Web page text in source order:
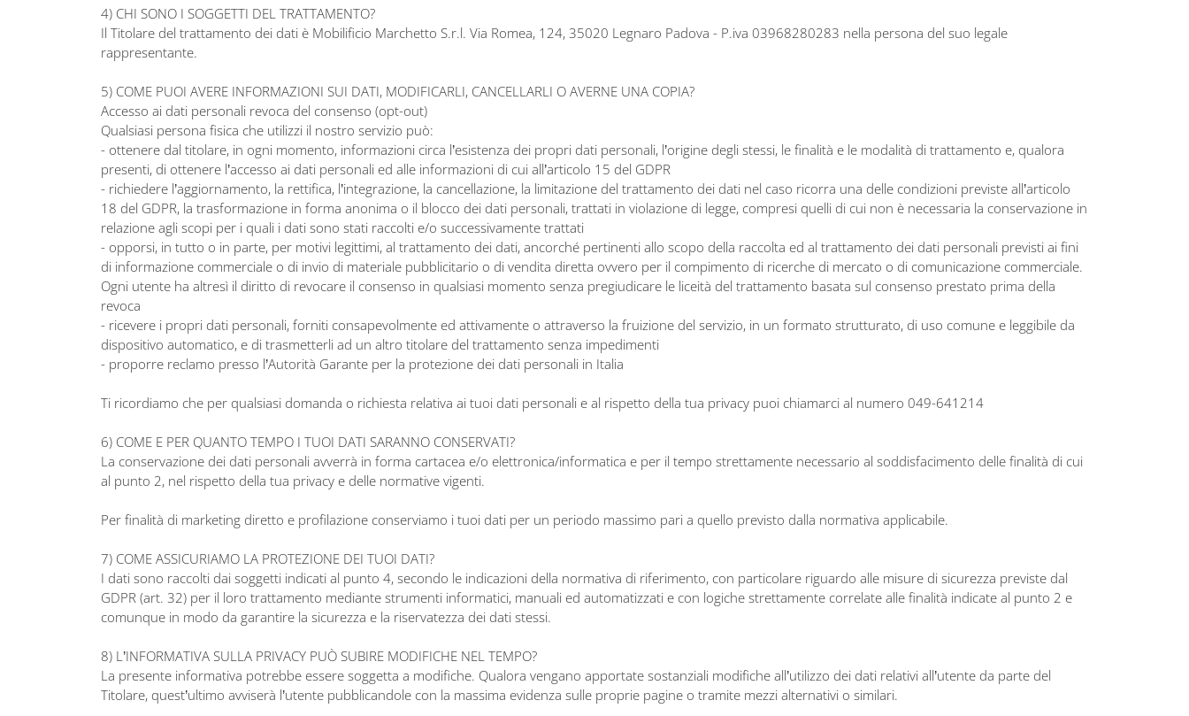
4) CHI SONO I SOGGETTI DEL TRATTAMENTO?
Il Titolare del trattamento dei dati è Mobilificio Marchetto S.r.l. Via Romea, 124, 35020 Legnaro Padova - P.iva 03968280283 nella persona del suo legale
rappresentante.
5) COME PUOI AVERE INFORMAZIONI SUI DATI, MODIFICARLI, CANCELLARLI O AVERNE UNA COPIA?
Accesso ai dati personali revoca del consenso (opt-out)
Qualsiasi persona fisica che utilizzi il nostro servizio può:
- ottenere dal titolare, in ogni momento, informazioni circa l’esistenza dei propri dati personali, l’origine degli stessi, le finalità e le modalità di trattamento e, qualora
presenti, di ottenere l’accesso ai dati personali ed alle informazioni di cui all’articolo 15 del GDPR
- richiedere l’aggiornamento, la rettifica, l’integrazione, la cancellazione, la limitazione del trattamento dei dati nel caso ricorra una delle condizioni previste all’articolo
18 del GDPR, la trasformazione in forma anonima o il blocco dei dati personali, trattati in violazione di legge, compresi quelli di cui non è necessaria la conservazione in
relazione agli scopi per i quali i dati sono stati raccolti e/o successivamente trattati
- opporsi, in tutto o in parte, per motivi legittimi, al trattamento dei dati, ancorché pertinenti allo scopo della raccolta ed al trattamento dei dati personali previsti ai fini
di informazione commerciale o di invio di materiale pubblicitario o di vendita diretta ovvero per il compimento di ricerche di mercato o di comunicazione commerciale.
Ogni utente ha altresì il diritto di revocare il consenso in qualsiasi momento senza pregiudicare le liceità del trattamento basata sul consenso prestato prima della
revoca
- ricevere i propri dati personali, forniti consapevolmente ed attivamente o attraverso la fruizione del servizio, in un formato strutturato, di uso comune e leggibile da
dispositivo automatico, e di trasmetterli ad un altro titolare del trattamento senza impedimenti
- proporre reclamo presso l’Autorità Garante per la protezione dei dati personali in Italia
Ti ricordiamo che per qualsiasi domanda o richiesta relativa ai tuoi dati personali e al rispetto della tua privacy puoi chiamarci al numero 049-641214
6) COME E PER QUANTO TEMPO I TUOI DATI SARANNO CONSERVATI?
La conservazione dei dati personali avverrà in forma cartacea e/o elettronica/informatica e per il tempo strettamente necessario al soddisfacimento delle finalità di cui
al punto 2, nel rispetto della tua privacy e delle normative vigenti.
Per finalità di marketing diretto e profilazione conserviamo i tuoi dati per un periodo massimo pari a quello previsto dalla normativa applicabile.
7) COME ASSICURIAMO LA PROTEZIONE DEI TUOI DATI?
I dati sono raccolti dai soggetti indicati al punto 4, secondo le indicazioni della normativa di riferimento, con particolare riguardo alle misure di sicurezza previste dal
GDPR (art. 32) per il loro trattamento mediante strumenti informatici, manuali ed automatizzati e con logiche strettamente correlate alle finalità indicate al punto 2 e
comunque in modo da garantire la sicurezza e la riservatezza dei dati stessi.
8) L’INFORMATIVA SULLA PRIVACY PUÒ SUBIRE MODIFICHE NEL TEMPO?
La presente informativa potrebbe essere soggetta a modifiche. Qualora vengano apportate sostanziali modifiche all’utilizzo dei dati relativi all’utente da parte del
Titolare, quest’ultimo avviserà l’utente pubblicandole con la massima evidenza sulle proprie pagine o tramite mezzi alternativi o similari.